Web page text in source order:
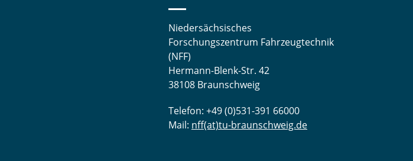
Niedersächsisches
Forschungszentrum Fahrzeugtechnik
(NFF)
Hermann-Blenk-Str. 42
38108 Braunschweig
Telefon: +49 (0)531-391 66000
Mail: nff(at)tu-braunschweig.de